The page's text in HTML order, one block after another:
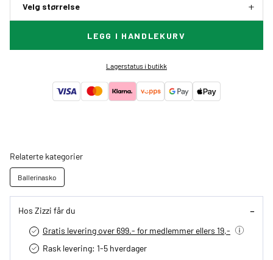
Velg størrelse
LEGG I HANDLEKURV
Lagerstatus i butikk
Relaterte kategorier
Ballerinasko
Hos Zizzi får du
Gratis levering over 699.- for medlemmer ellers 19,-
Rask levering: 1-5 hverdager